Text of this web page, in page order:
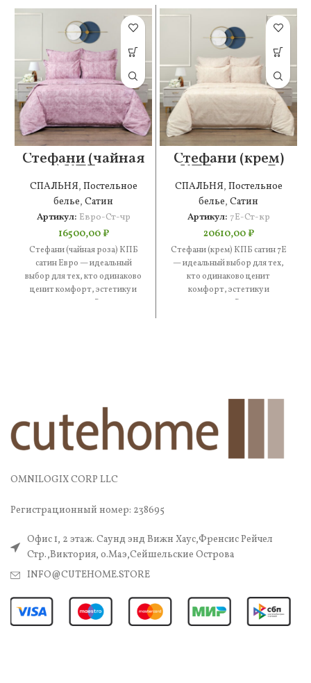
Стефани (чайная
роза) КПБ сатин
Евро
СПАЛЬНЯ, Постельное
белье, Сатин
Артикул: Евро-Ст-чр
16500,00₽
Стефани (чайная роза) КПБ
сатин Евро — идеальный
выбор для тех, кто одинаково
ценит комфорт, эстетику и
практичность. В составе
Стефани (крем)
КПБ сатин 7Е
СПАЛЬНЯ, Постельное
белье, Сатин
Артикул: 7Е-Ст-кр
20610,00₽
Стефани (крем) КПБ сатин 7Е
— идеальный выбор для тех,
кто одинаково ценит
комфорт, эстетику и
практичность. В составе —
OMNILOGIX CORP LLC
Регистрационный номер: 238695
Офис 1, 2 этаж. Саунд энд Вижн Хаус,Френсис Рейчел
Стр.,Виктория, о.Маэ,Сейшельские Острова
INFO@CUTEHOME.STORE